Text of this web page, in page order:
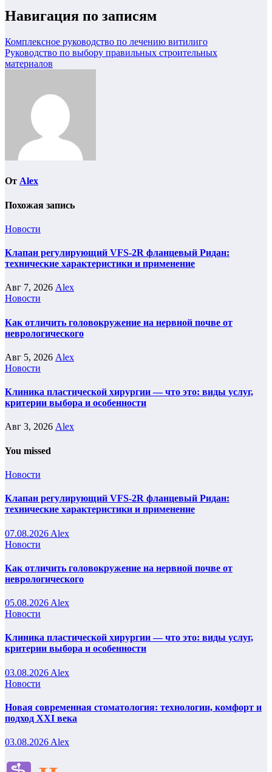
Навигация по записям
Комплексное руководство по лечению витилиго
Руководство по выбору правильных строительных
материалов
От Alex
Похожая запись
Новости
Клапан регулирующий VFS-2R фланцевый Ридан:
технические характеристики и применение
Авг 7, 2026 Alex
Новости
Как отличить головокружение на нервной почве от
неврологического
Авг 5, 2026 Alex
Новости
Клиника пластической хирургии — что это: виды услуг,
критерии выбора и особенности
Авг 3, 2026 Alex
You missed
Новости
Клапан регулирующий VFS-2R фланцевый Ридан:
технические характеристики и применение
07.08.2026 Alex
Новости
Как отличить головокружение на нервной почве от
неврологического
05.08.2026 Alex
Новости
Клиника пластической хирургии — что это: виды услуг,
критерии выбора и особенности
03.08.2026 Alex
Новости
Новая современная стоматология: технологии, комфорт и
подход XXI века
03.08.2026 Alex